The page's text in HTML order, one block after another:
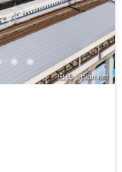
出典：jalan.net